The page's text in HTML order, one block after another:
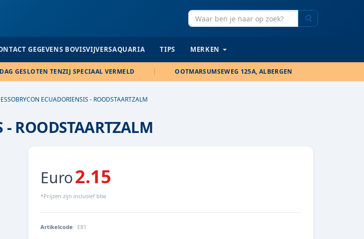
GEGEVENS BOVISVIJVERSAQUARIA TIPS MERKEN
GESLOTEN TENZIJ SPECIAAL VERMELD OOTMARSUMSEWEG 125A, ALBERGEN
ECUADORIENSIS - ROODSTAARTZALM
- ROODSTAARTZALM
Euro2.15
*Prijzen zijn inclusief btw
Artikelcode: E81